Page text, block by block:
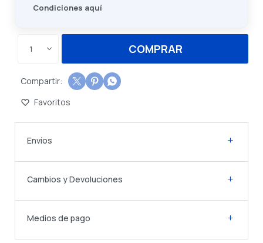
Condiciones aquí
1 COMPRAR
  
Envíos
Cambios y Devoluciones
Medios de pago